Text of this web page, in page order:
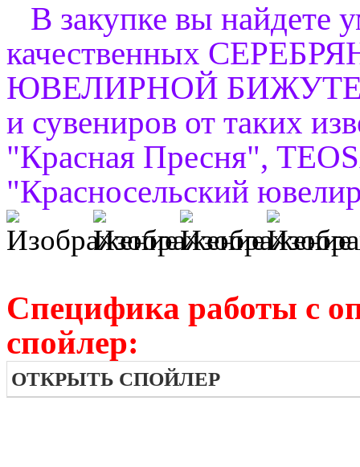
В закупке вы найдете
качественных
ЮВЕЛИРНОЙ
и сувениров от таких
"Красная Пресня",
"Красносельский
Специфика работы с
спойлер:
ОТКРЫТЬ СПОЙЛЕР